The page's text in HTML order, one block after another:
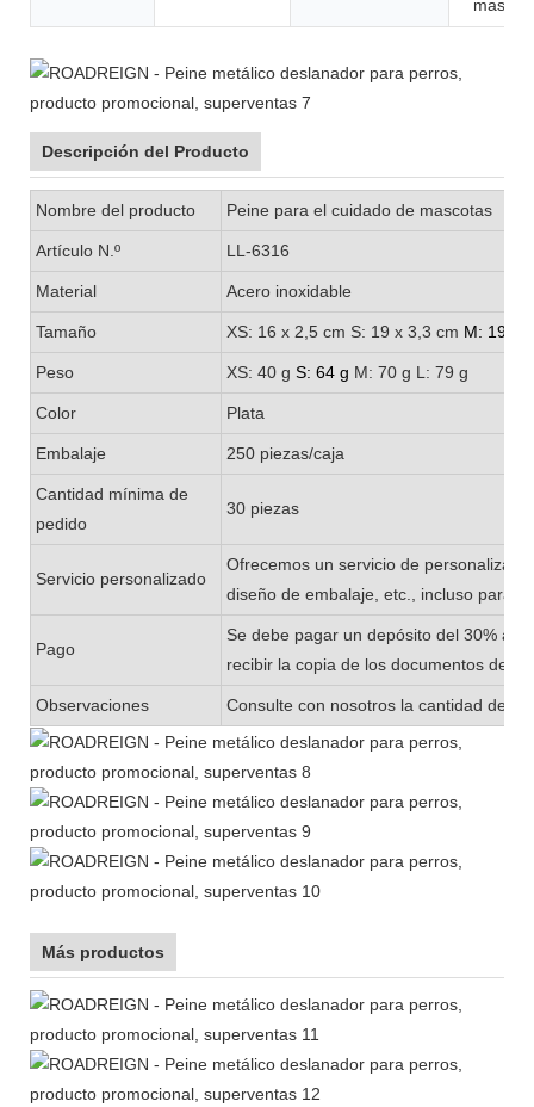
Descripción del Producto
Nombre del producto Peine para el cuidado de mascotas
Artículo N.º LL-6316
Material Acero inoxidable
Tamaño XS: 16 x 2,5 cm S: 19 x 3,3 cm M: 19 x
Peso XS: 40 g S: 64 g M: 70 g L: 79 g
Color Plata
Embalaje 250 piezas/caja
Cantidad mínima de
pedido
30 piezas
Servicio personalizado
Ofrecemos un servicio de
diseño de embalaje, etc., incluso para
Pago
Se debe pagar un depósito del 30%
recibir la copia de los documentos de
Observaciones Consulte con nosotros la cantidad de
Más productos